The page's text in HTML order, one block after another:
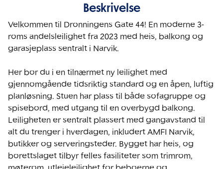
Beskrivelse
Velkommen til Dronningens Gate 44! En moderne 3-
roms andelsleilighet fra 2023 med heis, balkong og
garasjeplass sentralt i Narvik.
Her bor du i en tilnærmet ny leilighet med
gjennomgående tidsriktig standard og en åpen, luftig
planløsning. Stuen har plass til både sofagruppe og
spisebord, med utgang til en overbygd balkong.
Leiligheten er sentralt plassert med gangavstand til
alt du trenger i hverdagen, inkludert AMFI Narvik,
butikker og serveringsteder. Bygget har heis, og
borettslaget tilbyr felles fasiliteter som trimrom,